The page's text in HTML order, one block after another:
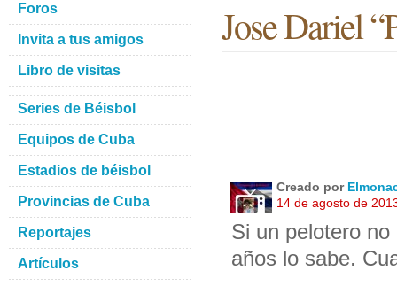
Jose Dariel
Creado por
14 de agosto de
Si un pelotero
años lo sabe.
Foros
Invita a tus amigos
Libro de visitas
Series de Béisbol
Equipos de Cuba
Estadios de béisbol
Provincias de Cuba
Reportajes
Artículos